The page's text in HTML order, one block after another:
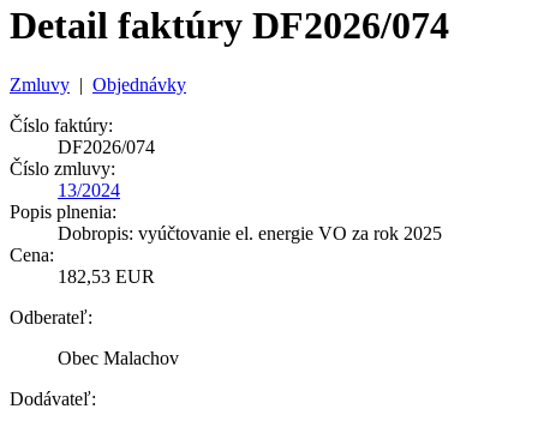
Detail faktúry DF2026/074
Zmluvy | Objednávky
Číslo faktúry:
DF2026/074
Číslo zmluvy:
13/2024
Popis plnenia:
Dobropis: vyúčtovanie el. energie VO za rok 2025
Cena:
182,53 EUR
Odberateľ:
Obec Malachov
Dodávateľ: